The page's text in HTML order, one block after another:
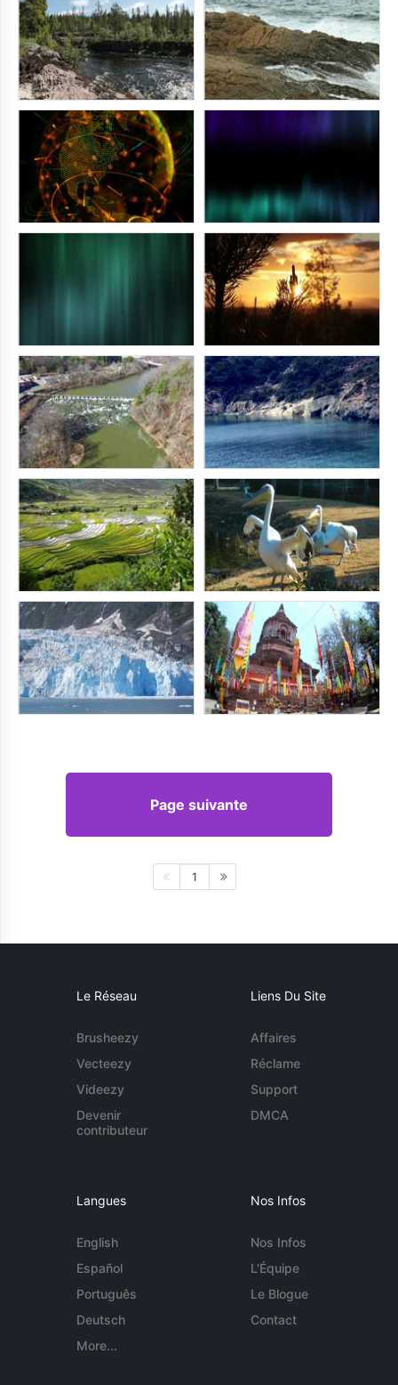
Page suivante
1
Le Réseau
Brusheezy
Vecteezy
Videezy
Devenir
contributeur
Liens Du Site
Affaires
Réclame
Support
DMCA
Langues
English
Español
Português
Deutsch
More...
Nos Infos
Nos Infos
L'Équipe
Le Blogue
Contact